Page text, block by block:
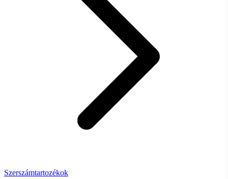
Szerszámtartozékok